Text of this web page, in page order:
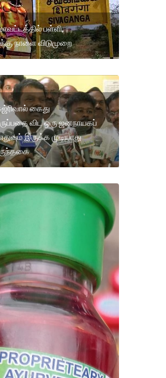
பள்ளி,
நாளை விடுமுறை
கைது
விட ஒரு ஜனநாயகப்
இருக்க முடியாது